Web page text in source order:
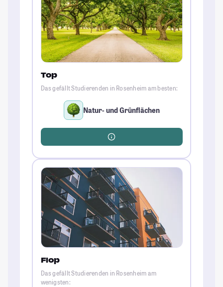
Top
Das gefällt Studierenden in Rosenheim am besten:
Natur- und Grünflächen
Flop
Das gefällt Studierenden in Rosenheim am
wenigsten: